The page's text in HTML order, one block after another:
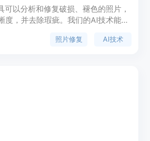
可以分析和修复破损、褪色的照片，
度，并去除瑕疵。我们的AI技术能够
增强最新的快照，我们的照片修复工
照片修复 AI技术